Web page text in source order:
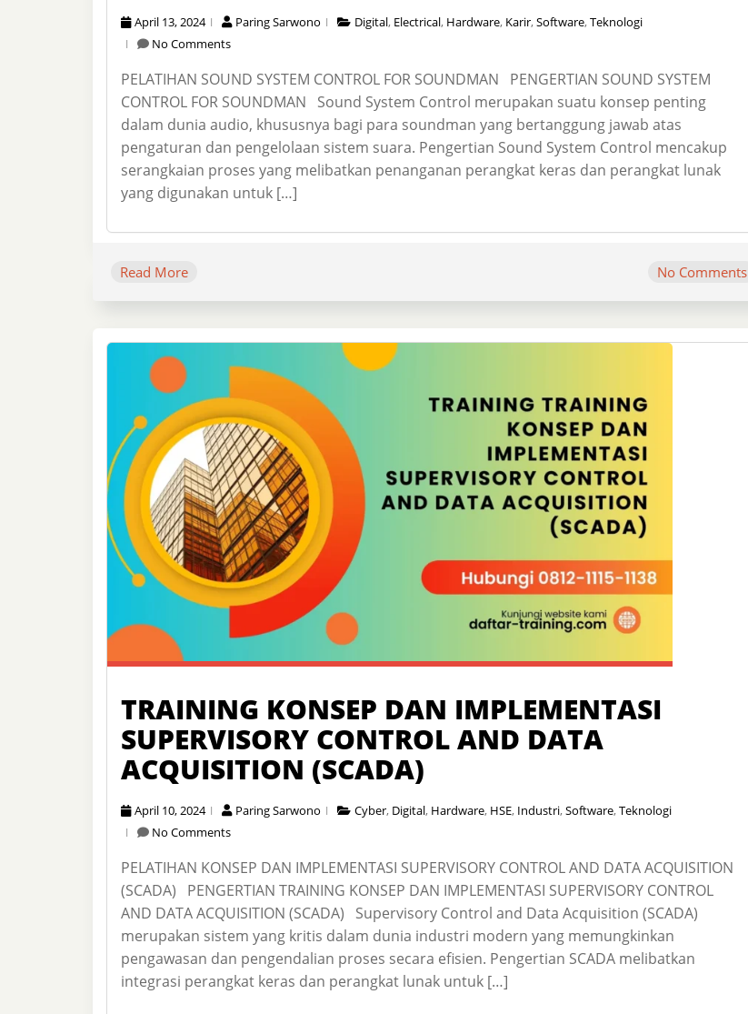
April 13, 2024 Paring Sarwono Digital, Electrical, Hardware, Karir,Software,Teknologi
No Comments
PELATIHAN SOUND SYSTEM CONTROL FOR SOUNDMAN PENGERTIAN SOUND SYSTEM
CONTROL FOR SOUNDMAN Sound System Control merupakan suatu konsep penting
dalam dunia audio, khususnya bagi para soundman yang bertanggung jawab atas
pengaturan dan pengelolaan sistem suara. Pengertian Sound System Control mencakup
serangkaian proses yang melibatkan penanganan perangkat keras dan perangkat lunak
yang digunakan untuk […]
Read More No Comments
TRAINING KONSEP DAN IMPLEMENTASI
SUPERVISORY CONTROL AND DATA
ACQUISITION (SCADA)
April 10, 2024 Paring Sarwono Cyber, Digital, Hardware, HSE, Industri,Software,Teknologi
No Comments
PELATIHAN KONSEP DAN IMPLEMENTASI SUPERVISORY CONTROL AND DATA ACQUISITION
(SCADA) PENGERTIAN TRAINING KONSEP DAN IMPLEMENTASI SUPERVISORY CONTROL
AND DATA ACQUISITION (SCADA) Supervisory Control and Data Acquisition (SCADA)
merupakan sistem yang kritis dalam dunia industri modern yang memungkinkan
pengawasan dan pengendalian proses secara efisien. Pengertian SCADA melibatkan
integrasi perangkat keras dan perangkat lunak untuk […]